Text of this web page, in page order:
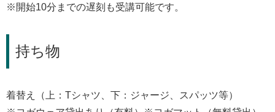
※開始10分までの遅刻も受講可能です。
持ち物
着替え（上：Tシャツ、下：ジャージ、スパッツ等）